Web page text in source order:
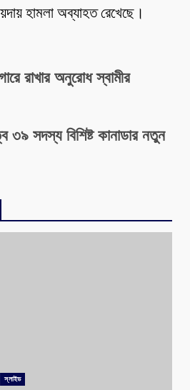
হামলা অব্যাহত রেখেছে।
রাখার অনুরোধ স্বামীর
৩৯ সদস্য বিশিষ্ট কানাডার নতুন
স্লাইড